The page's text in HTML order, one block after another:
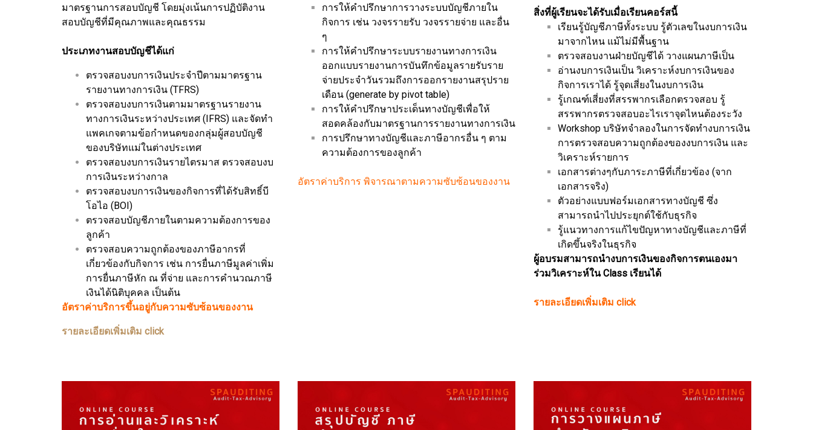
มาตรฐานการสอบบัญชี โดยมุ่งเน้นการปฏิบัติงาน
สอบบัญชีที่มีคุณภาพและคุณธรรม
ประเภทงานสอบบัญชีได้แก่
ตรวจสอบงบการเงินประจำปีตามมาตรฐาน
รายงานทางการเงิน (TFRS)
ตรวจสอบงบการเงินตามมาตรฐานรายงาน
ทางการเงินระหว่างประเทศ (IFRS) และจัดทำ
แพคเกจตามข้อกำหนดของกลุ่มผู้สอบบัญชี
ของบริษัทแม่ในต่างประเทศ
ตรวจสอบงบการเงินรายไตรมาส ตรวจสอบงบ
การเงินระหว่างกาล
ตรวจสอบงบการเงินของกิจการที่ได้รับสิทธิ์บี
โอไอ (BOI)
ตรวจสอบบัญชีภายในตามความต้องการของ
ลูกค้า
ตรวจสอบความถูกต้องของภาษีอากรที่
เกี่ยวข้องกับกิจการ เช่น การยื่นภาษีมูลค่าเพิ่ม
การยื่นภาษีหัก ณ ที่จ่าย และการคำนวณภาษี
เงินได้นิติบุคคล เป็นต้น
อัตราค่าบริการขึ้นอยู่กับความซับซ้อนของงาน
รายละเอียดเพิ่มเติม click
การให้คำปรึกษาการวางระบบบัญชีภายใน
กิจการ เช่น วงจรรายรับ วงจรรายจ่าย และอื่น
ๆ
การให้คำปรึกษาระบบรายงานทางการเงิน
ออกแบบรายงานการบันทึกข้อมูลรายรับราย
จ่ายประจำวันรวมถึงการออกรายงานสรุปราย
เดือน (generate by pivot table)
การให้คำปรึกษาประเด็นทางบัญชีเพื่อให้
สอดคล้องกับมาตรฐานการรายงานทางการเงิน
การปรึกษาทางบัญชีและภาษีอากรอื่น ๆ ตาม
ความต้องการของลูกค้า
อัตราค่าบริการ พิจารณาตามความซับซ้อนของงาน
สิ่งที่ผู้เรียนจะได้รับเมื่อเรียนคอร์สนี้
เรียนรู้บัญชีภาษีทั้งระบบ รู้ตัวเลขในงบการเงิน
มาจากไหน แม้ไม่มีพื้นฐาน
ตรวจสอบงานฝ่ายบัญชีได้ วางแผนภาษีเป็น
อ่านงบการเงินเป็น วิเคราะห์งบการเงินของ
กิจการเราได้ รู้จุดเสี่ยงในงบการเงิน
รู้เกณฑ์เสี่ยงที่สรรพากรเลือกตรวจสอบ รู้
สรรพากรตรวจสอบอะไรเราจุดไหนต้องระวัง
Workshop บริษัทจำลองในการจัดทำงบการเงิน
การตรวจสอบความถูกต้องของงบการเงิน และ
วิเคราะห์รายการ
เอกสารต่างๆกับภาระภาษีที่เกี่ยวข้อง (จาก
เอกสารจริง)
ตัวอย่างแบบฟอร์มเอกสารทางบัญชี ซึ่ง
สามารถนำไปประยุกต์ใช้กับธุรกิจ
รู้แนวทางการแก้ไขปัญหาทางบัญชีและภาษีที่
เกิดขึ้นจริงในธุรกิจ
ผู้อบรมสามารถนำงบการเงินของกิจการตนเองมา
ร่วมวิเคราะห์ใน Class เรียนได้
รายละเอียดเพิ่มเติม click